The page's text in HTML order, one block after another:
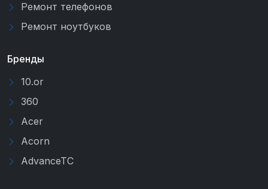
Ремонт телефонов
Ремонт ноутбуков
Бренды
10.or
360
Acer
Acorn
AdvanceTC